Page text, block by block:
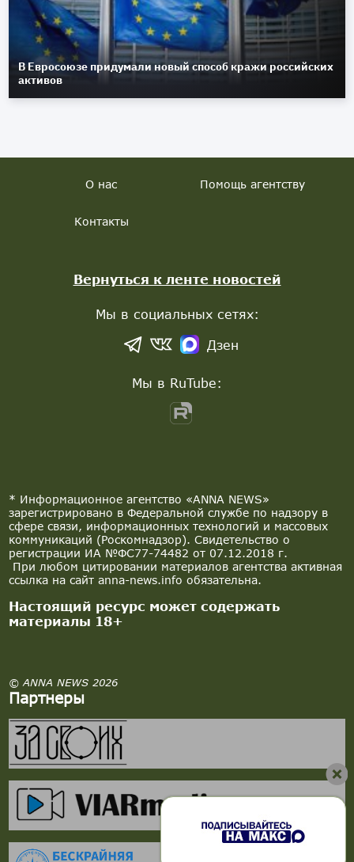
В Евросоюзе придумали новый способ кражи российских
активов
* Информационное агентство «ANNA NEWS»
зарегистрировано в Федеральной службе по надзору в
сфере связи, информационных технологий и массовых
коммуникаций (Роскомнадзор). Свидетельство о
регистрации ИА №ФС77-74482 от 07.12.2018 г.
При любом цитировании материалов агентства активная
ссылка на сайт anna-news.info обязательна.
Настоящий ресурс может содержать
материалы 18+
© ANNA NEWS 2026
Партнеры
О нас Помощь агентству
Контакты
Вернуться к ленте новостей
Мы в социальных сетях:
Дзен
Мы в RuTube: